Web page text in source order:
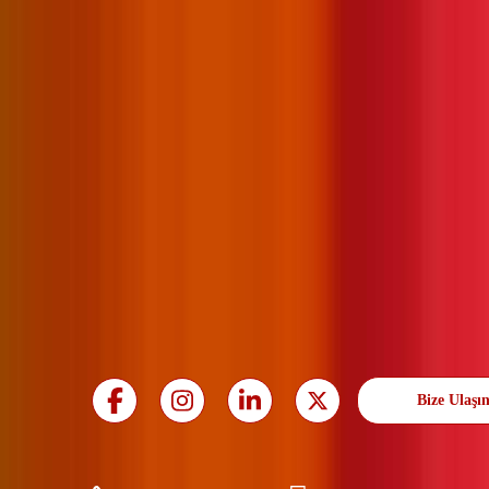
Bize Ulaşın